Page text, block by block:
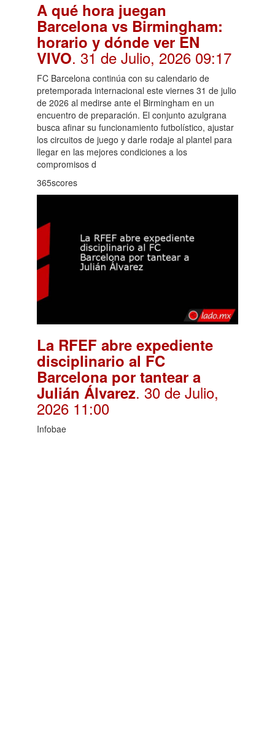
A qué hora juegan
Barcelona vs Birmingham:
horario y dónde ver EN
VIVO. 31 de Julio, 2026 09:17
FC Barcelona continúa con su calendario de
pretemporada internacional este viernes 31 de julio
de 2026 al medirse ante el Birmingham en un
encuentro de preparación. El conjunto azulgrana
busca afinar su funcionamiento futbolístico, ajustar
los circuitos de juego y darle rodaje al plantel para
llegar en las mejores condiciones a los
compromisos d
365scores
La RFEF abre expediente
disciplinario al FC
Barcelona por tantear a
Julián Álvarez. 30 de Julio,
2026 11:00
Infobae